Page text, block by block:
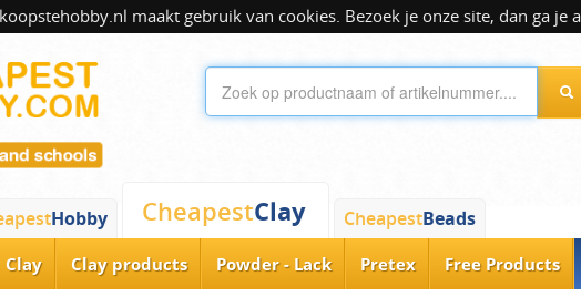
maakt gebruik van cookies. Bezoek je onze site, dan ga je
Hobby CheapestClay CheapestBeads
Clay Clay products Powder - Lack Pretex Free Products